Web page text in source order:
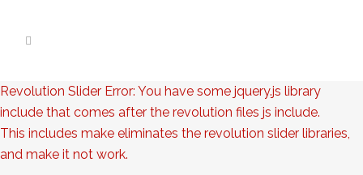
Revolution Slider Error: You have some jquery.js library
include that comes after the revolution files js include.
This includes make eliminates the revolution slider libraries,
and make it not work.